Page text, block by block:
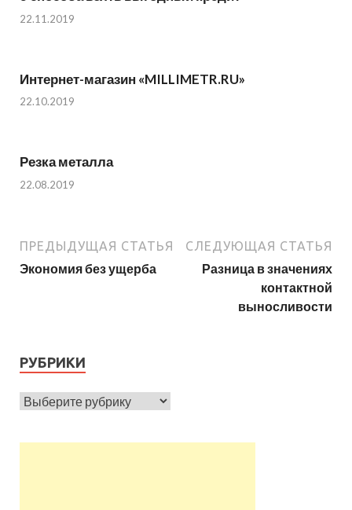
22.11.2019
Интернет-магазин «MILLIMETR.RU»
22.10.2019
Резка металла
22.08.2019
ПРЕДЫДУЩАЯ СТАТЬЯ
Экономия без ущерба
СЛЕДУЮЩАЯ СТАТЬЯ
Разница в значениях
контактной
выносливости
РУБРИКИ